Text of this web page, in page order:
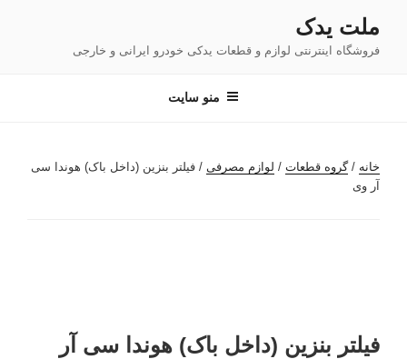
محتوا
ملت یدک
فروشگاه اینترنتی لوازم و قطعات یدکی خودرو ایرانی و خارجی
منو سایت
خانه /گروه قطعات / لوازم مصرفی / فیلتر بنزین (داخل باک) هوندا سی
آر وی
فیلتر بنزین (داخل باک) هوندا سی آر